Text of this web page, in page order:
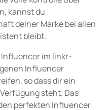
kannst du
deiner Marke bei allen
bleibt.
im linkr-
Influencer
so dass dir ein
steht. Das
perfekten Influencer